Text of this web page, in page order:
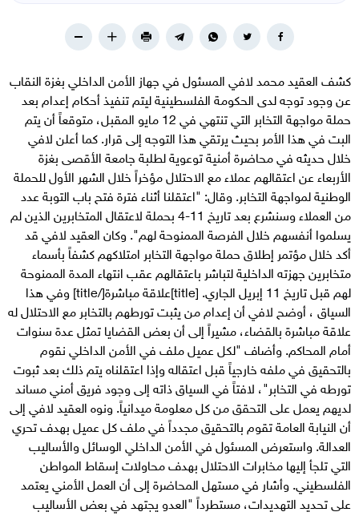
كشف العقيد محمد لافي المسئول في جهاز الأمن الداخلي بغزة النقاب
عن وجود توجه لدى الحكومة الفلسطينية ليتم تنفيذ أحكام إعدام بعد
حملة مواجهة التخابر التي تنتهي في 12 مايو المقبل، متوقعاً أن يتم
البت في هذا الأمر بحيث يرتقي هذا التوجه إلى قرار. كما أعلن لافي
خلال حديثه في محاضرة أمنية توعوية لطلبة جامعة الأقصى بغزة
الأربعاء عن اعتقالهم عملاء مع الاحتلال مؤخراً خلال الشهر الأول للحملة
الوطنية لمواجهة التخابر. وقال: "اعتقلنا أثناء فترة فتح باب التوبة عدد
من العملاء وسنشرع بعد تاريخ 11-4 بحملة لاعتقال المتخابرين الذين لم
يسلموا أنفسهم خلال الفرصة الممنوحة لهم". وكان العقيد لافي قد
أكد خلال مؤتمر إطلاق حملة مواجهة التخابر امتلاكهم كشفاً بأسماء
متخابرين جهزته الداخلية لتباشر باعتقالهم عقب انتهاء المدة الممنوحة
لهم قبل تاريخ 11 إبريل الجاري. [title]علاقة مباشرة[/title] وفي هذا
السياق ، أوضح لافي أن إعدام من يثبت تورطهم بالتخابر مع الاحتلال له
علاقة مباشرة بالقضاء، مشيراً إلى أن بعض القضايا تمثل عدة سنوات
أمام المحاكم. وأضاف "لكل عميل ملف في الأمن الداخلي نقوم
بالتحقيق في ملفه خارجياً قبل اعتقاله وإذا اعتقلناه يتم ذلك بعد ثبوت
تورطه في التخابر"، لافتاً في السياق ذاته إلى وجود فريق أمني مساند
لديهم يعمل على التحقق من كل معلومة ميدانياً. ونوه العقيد لافي إلى
أن النيابة العامة تقوم بالتحقيق مجدداً في ملف كل عميل بهدف تحري
العدالة. واستعرض المسئول في الأمن الداخلي الوسائل والأساليب
التي تلجأ إليها مخابرات الاحتلال بهدف محاولات إسقاط المواطن
الفلسطيني. وأشار في مستهل المحاضرة إلى أن العمل الأمني يعتمد
على تحديد التهديدات، مستطرداً "العدو يجتهد في بعض الأساليب